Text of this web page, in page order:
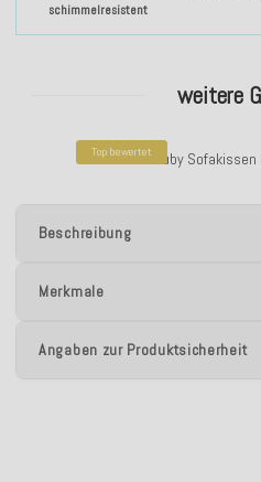
schimmelresistent
weitere
Top bewertet
H.O.C.K. Ruby Sofakissen
Beschreibung
Merkmale
Angaben zur Produktsicherheit